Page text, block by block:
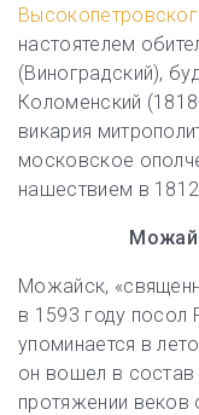
настоятелем
(Виноградский),
Коломенский
викария
московское
нашествием в
Можайск,
в 1593 году посол
упоминается в
он вошел в
протяжении веков